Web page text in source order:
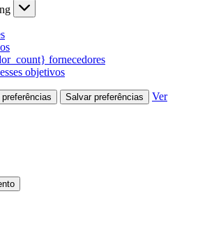
fornecedores
objetivos
preferências Salvar preferências
Ver